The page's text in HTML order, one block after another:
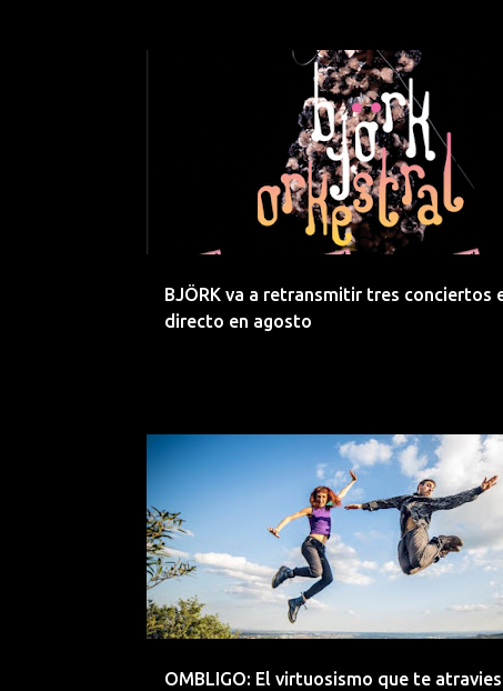
BJÖRK va a retransmitir tres conciertos
directo en agosto
BENEFICO BJÖRK
OMBLIGO: El virtuosismo que te
CLASICO CLUB DEL RIO